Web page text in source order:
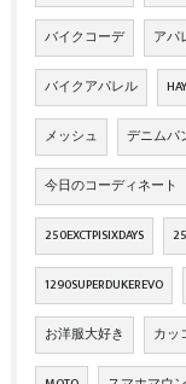
バイクコーデ アパ
バイクアパレル
メッシュ デニムパ
今日のコーディネート
250EXCTPISIXDAYS
1290SUPERDUKEREVO
お洋服大好き カッ